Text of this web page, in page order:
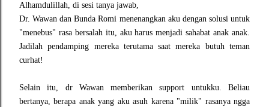
Alhamdulillah, di sesi tanya jawab,
Dr. Wawan dan Bunda Romi menenangkan aku dengan solusi untuk
"menebus" rasa bersalah itu, aku harus menjadi sahabat anak anak.
Jadilah pendamping mereka terutama saat mereka butuh teman
curhat!
Selain itu, dr Wawan memberikan support untukku. Beliau
bertanya, berapa anak yang aku asuh karena "milik" rasanya ngga